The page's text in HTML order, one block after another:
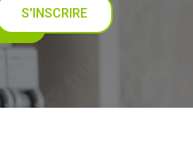
S'INSCRIRE